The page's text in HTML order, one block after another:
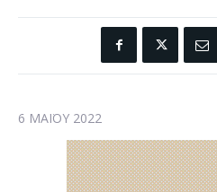
6 ΜΑΪ́ΟΥ 2022